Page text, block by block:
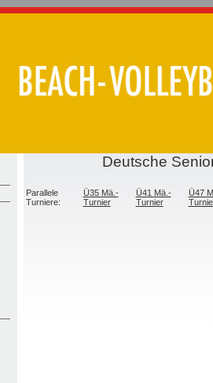
Deutsche
Parallele
Turniere:
Ü35 Mä.-
Turnier
Ü41 Mä.-
Turnier
Ü47